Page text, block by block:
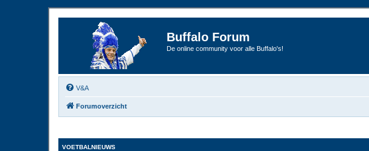
Buffalo Forum
De online community voor alle Buffalo's!
V&A
Forumoverzicht
VOETBALNIEUWS